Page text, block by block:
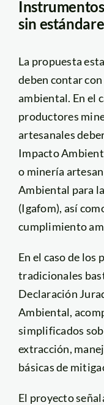
sin
La propuesta
deben contar
ambiental. En el
productores
artesanales
Impacto
o minería
Ambiental para
(Igafom), así
cumplimiento
En el caso de
tradicionales
Declaración
Ambiental,
simplificados
extracción,
básicas de
El proyecto